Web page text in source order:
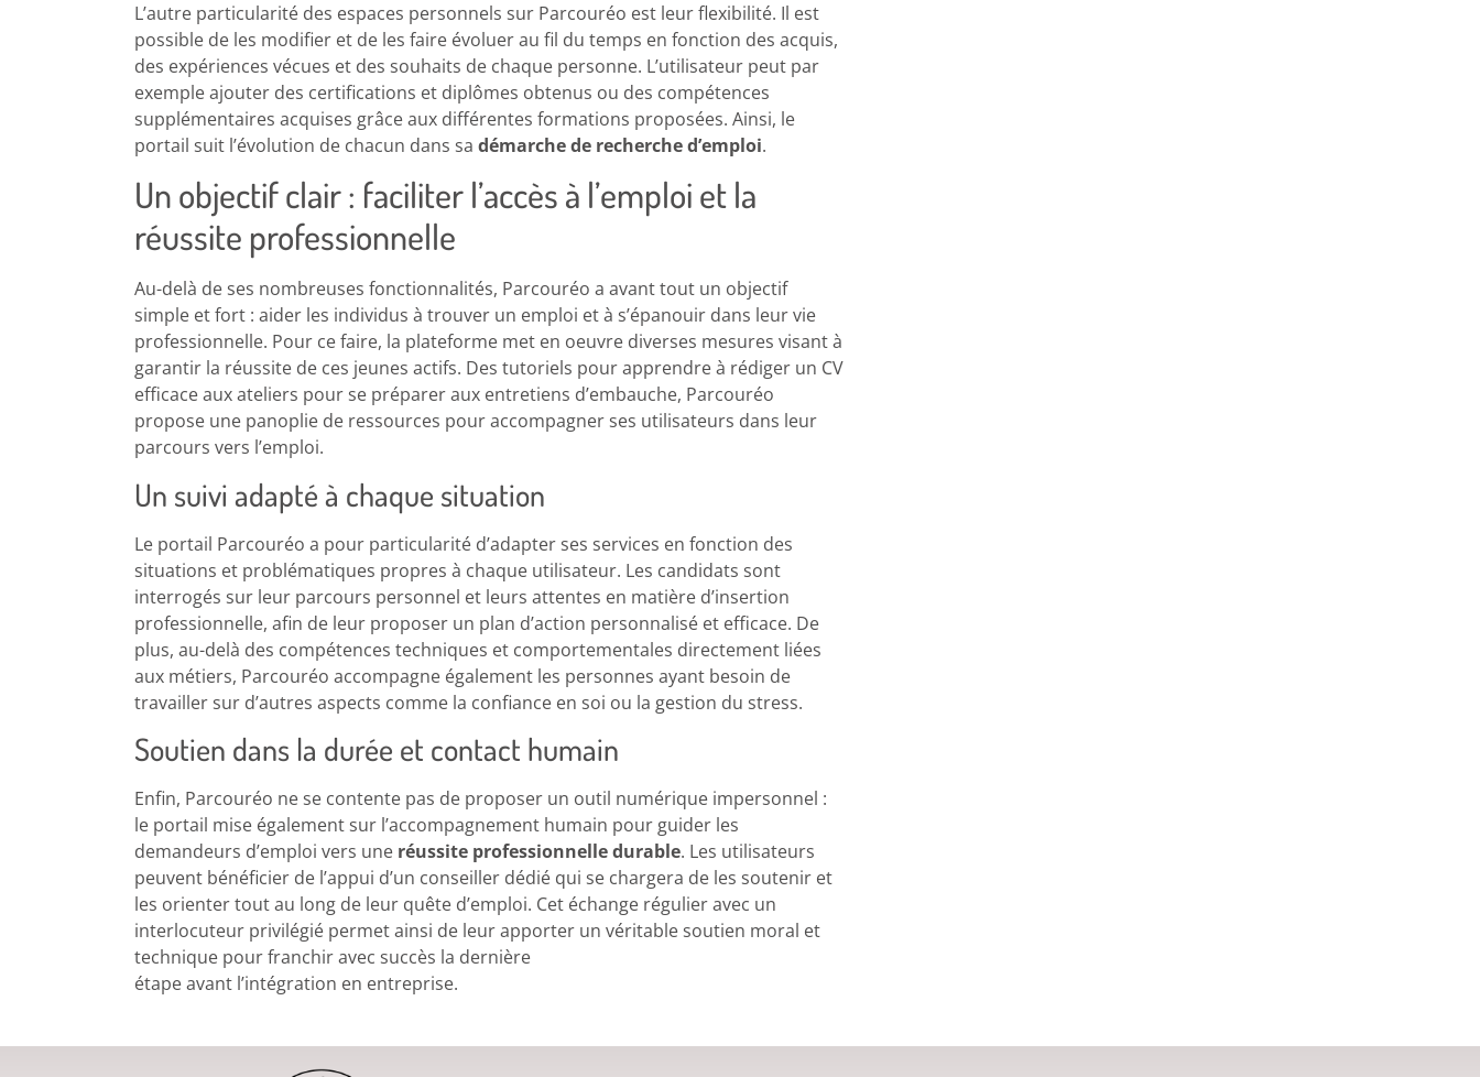
L’autre particularité des espaces personnels sur Parcouréo est leur flexibilité. Il est
possible de les modifier et de les faire évoluer au fil du temps en fonction des acquis,
des expériences vécues et des souhaits de chaque personne. L’utilisateur peut par
exemple ajouter des certifications et diplômes obtenus ou des compétences
supplémentaires acquises grâce aux différentes formations proposées. Ainsi, le
portail suit l’évolution de chacun dans sa démarche de recherche d’emploi.
Un objectif clair : faciliter l’accès à l’emploi et la
réussite professionnelle
Au-delà de ses nombreuses fonctionnalités, Parcouréo a avant tout un objectif
simple et fort : aider les individus à trouver un emploi et à s’épanouir dans leur vie
professionnelle. Pour ce faire, la plateforme met en oeuvre diverses mesures visant à
garantir la réussite de ces jeunes actifs. Des tutoriels pour apprendre à rédiger un CV
efficace aux ateliers pour se préparer aux entretiens d’embauche, Parcouréo
propose une panoplie de ressources pour accompagner ses utilisateurs dans leur
parcours vers l’emploi.
Un suivi adapté à chaque situation
Le portail Parcouréo a pour particularité d’adapter ses services en fonction des
situations et problématiques propres à chaque utilisateur. Les candidats sont
interrogés sur leur parcours personnel et leurs attentes en matière d’insertion
professionnelle, afin de leur proposer un plan d’action personnalisé et efficace. De
plus, au-delà des compétences techniques et comportementales directement liées
aux métiers, Parcouréo accompagne également les personnes ayant besoin de
travailler sur d’autres aspects comme la confiance en soi ou la gestion du stress.
Soutien dans la durée et contact humain
Enfin, Parcouréo ne se contente pas de proposer un outil numérique impersonnel :
le portail mise également sur l’accompagnement humain pour guider les
demandeurs d’emploi vers une réussite professionnelle durable. Les utilisateurs
peuvent bénéficier de l’appui d’un conseiller dédié qui se chargera de les soutenir et
les orienter tout au long de leur quête d’emploi. Cet échange régulier avec un
interlocuteur privilégié permet ainsi de leur apporter un véritable soutien moral et
technique pour franchir avec succès la dernière
étape avant l’intégration en entreprise.